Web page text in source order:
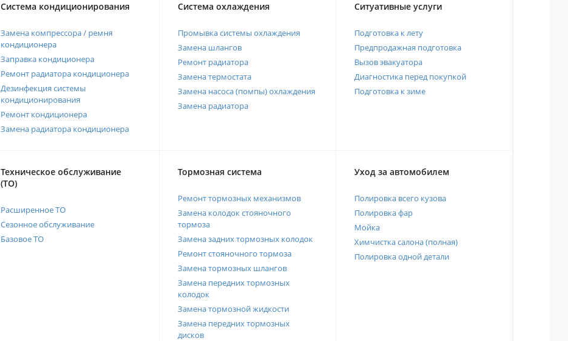
Система кондиционирования
Замена компрессора / ремня
кондиционера
Заправка кондиционера
Ремонт радиатора кондиционера
Дезинфекция системы
кондиционирования
Ремонт кондиционера
Замена радиатора кондиционера
Система охлаждения
Промывка системы охлаждения
Замена шлангов
Ремонт радиатора
Замена термостата
Замена насоса (помпы) охлаждения
Замена радиатора
Ситуативные услуги
Подготовка к лету
Предпродажная подготовка
Вызов эвакуатора
Диагностика перед покупкой
Подготовка к зиме
Техническое обслуживание
(ТО)
Расширенное ТО
Сезонное обслуживание
Базовое ТО
Тормозная система
Ремонт тормозных механизмов
Замена колодок стояночного
тормоза
Замена задних тормозных колодок
Ремонт стояночного тормоза
Замена тормозных шлангов
Замена передних тормозных
колодок
Замена тормозной жидкости
Замена передних тормозных
дисков
Уход за автомобилем
Полировка всего кузова
Полировка фар
Мойка
Химчистка салона (полная)
Полировка одной детали